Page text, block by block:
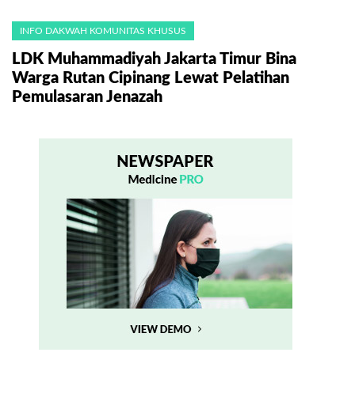
INFO DAKWAH KOMUNITAS KHUSUS
LDK Muhammadiyah Jakarta Timur Bina
Warga Rutan Cipinang Lewat Pelatihan
Pemulasaran Jenazah